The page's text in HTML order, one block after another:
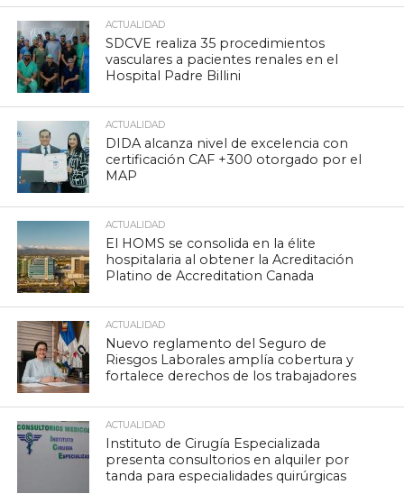
ACTUALIDAD
SDCVE realiza 35 procedimientos
vasculares a pacientes renales en el
Hospital Padre Billini
ACTUALIDAD
DIDA alcanza nivel de excelencia con
certificación CAF +300 otorgado por el
MAP
ACTUALIDAD
El HOMS se consolida en la élite
hospitalaria al obtener la Acreditación
Platino de Accreditation Canada
ACTUALIDAD
Nuevo reglamento del Seguro de
Riesgos Laborales amplía cobertura y
fortalece derechos de los trabajadores
ACTUALIDAD
Instituto de Cirugía Especializada
presenta consultorios en alquiler por
tanda para especialidades quirúrgicas